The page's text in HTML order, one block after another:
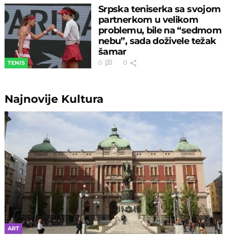
TENIS
Srpska teniserka sa svojom
partnerkom u velikom
problemu, bile na “sedmom
nebu”, sada doživele težak
šamar
0 0
Najnovije Kultura
ART